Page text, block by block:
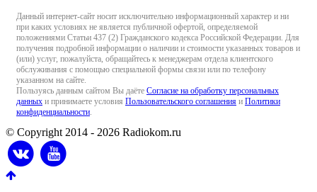
Данный интернет-сайт носит исключительно информационный характер и ни
при каких условиях не является публичной офертой, определяемой
положениями Статьи 437 (2) Гражданского кодекса Российской Федерации. Для
получения подробной информации о наличии и стоимости указанных товаров и
(или) услуг, пожалуйста, обращайтесь к менеджерам отдела клиентского
обслуживания с помощью специальной формы связи или по телефону
указанном на сайте.
Пользуясь данным сайтом Вы даёте Согласие на обработку персональных
данных и принимаете условия Пользовательского соглашения и Политики
конфиденциальности.
© Copyright 2014 - 2026 Radiokom.ru